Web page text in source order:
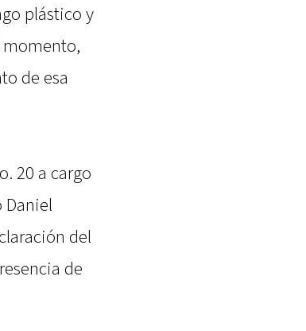
plástico y
momento,
de esa
20 a cargo
Daniel
del
de